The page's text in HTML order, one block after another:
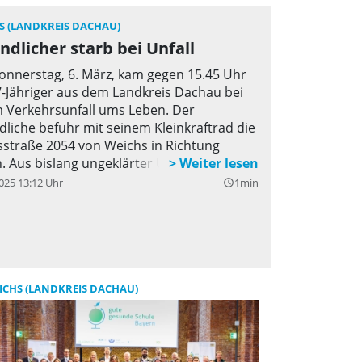
(LANDKREIS DACHAU)
starb bei Unfall
6. März, kam gegen 15.45 Uhr
Jähriger aus dem Landkreis Dachau bei
Verkehrsunfall ums Leben. Der
befuhr mit seinem Kleinkraftrad die
2054 von Weichs in Richtung
Aus bislang ungeklärter Ursache kam
bei einer dort befindlichen
13:12 Uhr query_builder1min
(LANDKREIS DACHAU)